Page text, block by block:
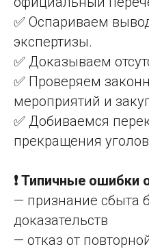
✅ Оспариваем
экспертизы.
✅ Доказываем
✅ Проверяем
мероприятий и
✅ Добиваемся
прекращения
❗ Типичные ошибки
— признание сбыта
доказательств
— отказ от